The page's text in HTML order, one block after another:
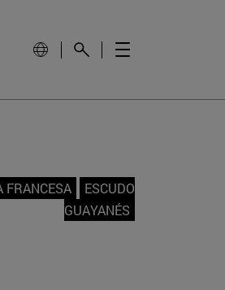
FRANCESA
ESCUDO
GUAYANÉS